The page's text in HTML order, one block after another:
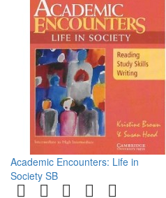
Academic Encounters: Life in
Society SB